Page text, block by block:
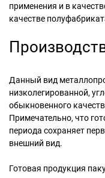
применения и в
качестве
Данный вид
низколегированной,
обыкновенного
Примечательно, что
периода сохраняет
внешний вид.
Готовая продукция